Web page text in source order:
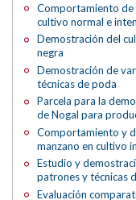
Comportamiento de
cultivo normal e
Demostración del
negra
Demostración de
técnicas de poda
Parcela para la
de Nogal para
Comportamiento y
manzano en cultivo
Estudio y
patrones y técnicas
Evaluación